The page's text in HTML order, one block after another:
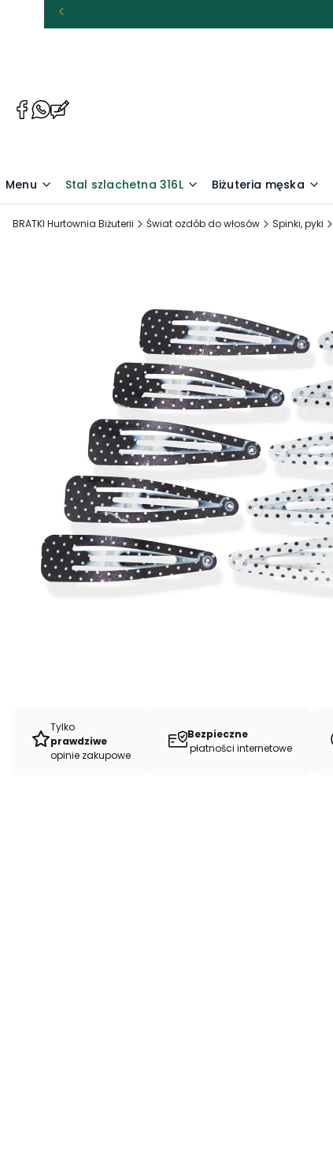
(Otwiera
karcie)
(Otwiera
karcie)
(Otwiera
karcie)
Menu Stal szlachetna 316L Biżuteria męska
BRATKI Hurtownia Biżuterii Świat ozdób do włosów Spinki, pyki
Tylko
prawdziwe
opinie zakupowe
Bezpieczne
płatności internetowe